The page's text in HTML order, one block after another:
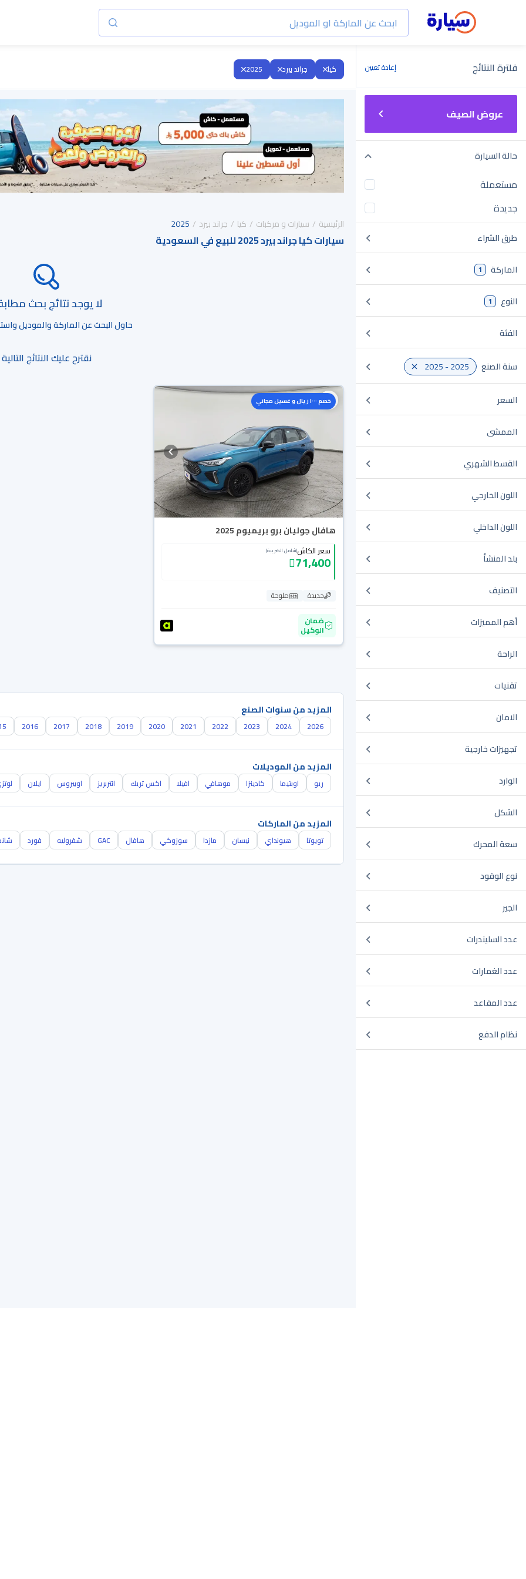
فلترة النتائج إعادة تعيين
عروض الصيف
حالة السيارة
مستعملة
جديدة
طرق الشراء
الماركة 1
النوع 1
الفئة
سنة الصنع 2025 - 2025
السعر
الممشى
القسط الشهري
اللون الخارجي
اللون الداخلي
بلد المنشأ
التصنيف
أهم المميزات
الراحة
تقنيات
الامان
تجهيزات خارجية
الوارد
الشكل
سعة المحرك
نوع الوقود
الجير
عدد السليندرات
عدد الغمارات
عدد المقاعد
نظام الدفع
كيا جراند بيرد 2025
الرئيسية سيارات و مركبات كيا جراند بيرد 2025
سيارات كيا جراند بيرد 2025 للبيع في السعودية
لا يوجد نتائج بحث
حاول البحث عن الماركة والموديل
نقترح عليك النتائج التالية
خصم ١٠٠٠ ريال و غسيل مجاني
هافال جوليان برو بريميوم 2025
سعر الكاش(شامل الضريبة)
71,400
جديدة
ملوحة
ضمان
الوكيل
المزيد من سنوات الصنع
2026
2024
2023
2022
2021
2020
2019
2018
2017
2016
المزيد من الموديلات
ريو اوبتيما كادينزا موهافي افيلا اكس تريك انتربريز اوبيروس ايلان
المزيد من الماركات
تويوتا هيونداي نيسان مازدا سوزوكي هافال GAC شفروليه فورد